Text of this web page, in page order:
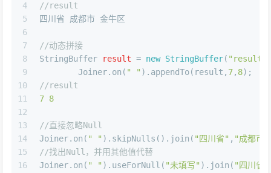
4
5
6
7
8
9
10
11
12
13
14
15
16
//result
四川省 成都市 金牛区
//动态拼接
StringBuffer
result = new StringBuffer( "result:
        Joiner.on(
" " ).appendTo(result, 7, 8);
//result
7 8
//直接忽略Null
Joiner.on( " " ).skipNulls().join( "四川省" , "成都市"
//找出Null，并用其他值代替
Joiner.on( " " ).useForNull( "未填写" ).join( "四川省"